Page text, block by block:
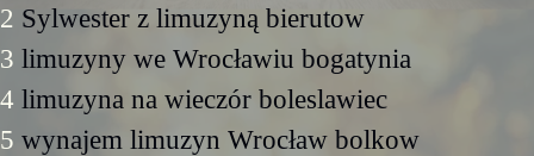
2 Sylwester z limuzyną bierutow
3 limuzyny we Wrocławiu bogatynia
4 limuzyna na wieczór boleslawiec
5 wynajem limuzyn Wrocław bolkow